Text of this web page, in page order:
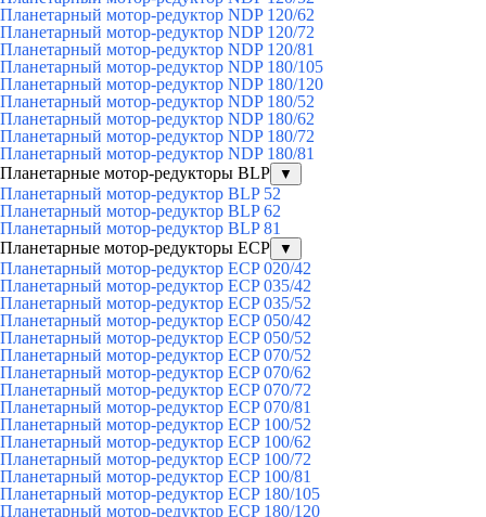
Планетарный мотор-редуктор NDP 120/62
Планетарный мотор-редуктор NDP 120/72
Планетарный мотор-редуктор NDP 120/81
Планетарный мотор-редуктор NDP 180/105
Планетарный мотор-редуктор NDP 180/120
Планетарный мотор-редуктор NDP 180/52
Планетарный мотор-редуктор NDP 180/62
Планетарный мотор-редуктор NDP 180/72
Планетарный мотор-редуктор NDP 180/81
Планетарные мотор-редукторы BLP
▼
Планетарный мотор-редуктор BLP 52
Планетарный мотор-редуктор BLP 62
Планетарный мотор-редуктор BLP 81
Планетарные мотор-редукторы ECP
▼
Планетарный мотор-редуктор ECP 020/42
Планетарный мотор-редуктор ECP 035/42
Планетарный мотор-редуктор ECP 035/52
Планетарный мотор-редуктор ECP 050/42
Планетарный мотор-редуктор ECP 050/52
Планетарный мотор-редуктор ECP 070/52
Планетарный мотор-редуктор ECP 070/62
Планетарный мотор-редуктор ECP 070/72
Планетарный мотор-редуктор ECP 070/81
Планетарный мотор-редуктор ECP 100/52
Планетарный мотор-редуктор ECP 100/62
Планетарный мотор-редуктор ECP 100/72
Планетарный мотор-редуктор ECP 100/81
Планетарный мотор-редуктор ECP 180/105
Планетарный мотор-редуктор ECP 180/120